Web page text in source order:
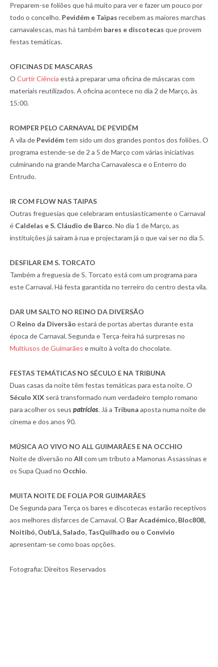
Preparem-se foliões que há muito para ver e fazer um pouco por
todo o concelho. Pevidém e Taipas recebem as maiores marchas
carnavalescas, mas há também bares e discotecas que provem
festas temáticas.
OFICINAS DE MASCARAS
O Curtir Ciência está a preparar uma oficina de máscaras com
materiais reutilizados. A oficina acontece no dia 2 de Março, às
15:00.
ROMPER PELO CARNAVAL DE PEVIDÉM
A vila de Pevidémtem sido um dos grandes pontos dos foliões. O
programa estende-se de 2 a 5 de Março com várias iniciativas
culminando na grande Marcha Carnavalesca e o Enterro do
Entrudo.
IR COM FLOW NAS TAIPAS
Outras freguesias que celebraram entusiasticamente o Carnaval
é Caldelas e S. Cláudio de Barco. No dia 1 de Março, as
instituições já saíram à rua e projectaram já o que vai ser no dia 5.
DESFILAR EM S. TORCATO
Também a freguesia de S. Torcato está com um programa para
este Carnaval. Há festa garantida no terreiro do centro desta vila.
DAR UM SALTO NO REINO DA DIVERSÃO
O Reino da Diversão estará de portas abertas durante esta
época de Carnaval. Segunda e Terça-feira há surpresas no
Multiusos de Guimarães e muito à volta do chocolate.
FESTAS TEMÁTICAS NO SÉCULO E NA TRIBUNA
Duas casas da noite têm festas temáticas para esta noite. O
Século XIX será transformado num verdadeiro templo romano
para acolher os seus patrícios. Já a Tribuna aposta numa noite de
cinema e dos anos 90.
MÚSICA AO VIVO NO ALL GUIMARÃES E NA OCCHIO
Noite de diversão no All com um tributo a Mamonas Assassinas e
os Supa Quad no Occhio.
MUITA NOITE DE FOLIA POR GUIMARÃES
De Segunda para Terça os bares e discotecas estarão receptivos
aos melhores disfarces de Carnaval. O Bar Académico, Bloc808,
Noitibó, Oub’Lá, Salado, TasQuilhado ou o Convívio
apresentam-se como boas opções.
Fotografia: Direitos Reservados